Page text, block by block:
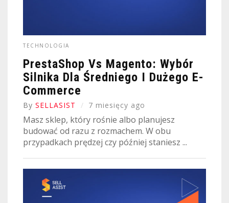
TECHNOLOGIA
PrestaShop Vs Magento: Wybór
Silnika Dla Średniego I Dużego E-
Commerce
By SELLASIST 7 miesięcy ago
Masz sklep, który rośnie albo planujesz
budować od razu z rozmachem. W obu
przypadkach prędzej czy później staniesz ...